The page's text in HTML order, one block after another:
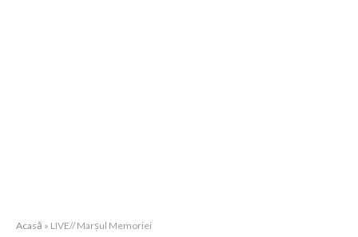
Acasă » LIVE// Marșul Memoriei